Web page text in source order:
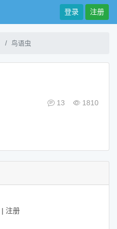
登录 注册
鸟语虫
13 1810
| 注册